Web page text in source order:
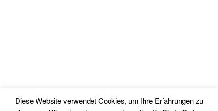
Diese Website verwendet Cookies, um Ihre Erfahrungen zu